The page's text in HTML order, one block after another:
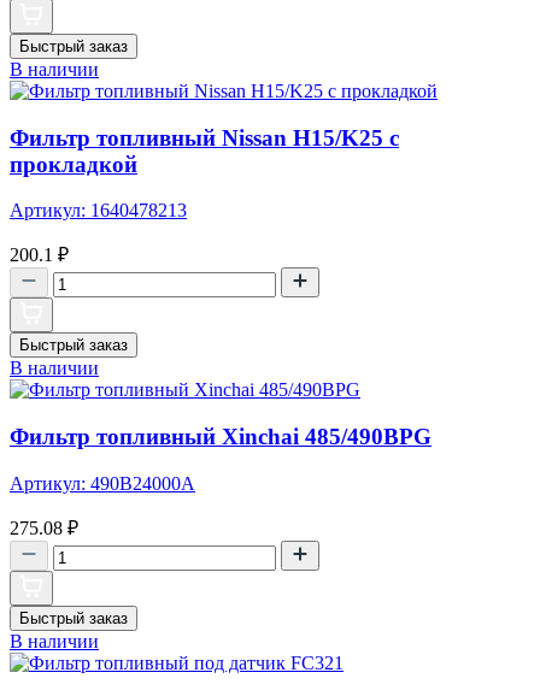
Быстрый заказ
В наличии
Фильтр топливный Nissan H15/K25 с
прокладкой
Артикул: 1640478213
200.1 ₽
Быстрый заказ
В наличии
Фильтр топливный Xinchai 485/490BPG
Артикул: 490B24000A
275.08 ₽
Быстрый заказ
В наличии